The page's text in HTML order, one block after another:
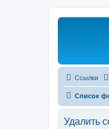
Ссылки
Список
Удалить